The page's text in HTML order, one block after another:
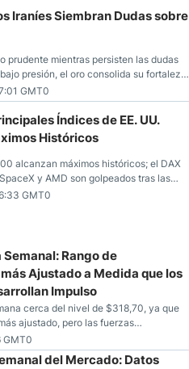
Iraníes Siembran Dudas sobre
prudente mientras persisten las dudas
presión, el oro consolida su fortaleza
económicas desde Estados
GMT0
Índices de EE. UU.
Históricos
alcanzan máximos históricos; el DAX
y AMD son golpeados tras las
cae por debajo de los $80 con nuevas
intentando estabilizarse frente al
que las tasas caen en EE. UU.
GMT0
Rango de
Ajustado a Medida que los
Impulso
cerca del nivel de $318,70, ya que
ajustado, pero las fuerzas
señales de que una mayor volatilidad
GMT0
del Mercado: Datos